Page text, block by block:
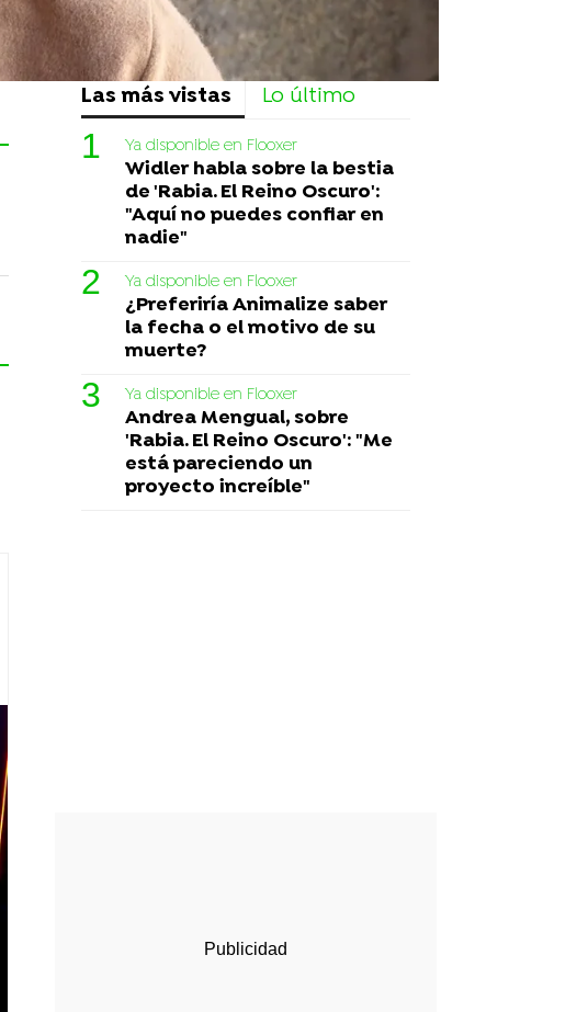
Las más vistas Lo último
Ya disponible en Flooxer
Widler habla sobre la bestia
de 'Rabia. El Reino Oscuro':
"Aquí no puedes confiar en
nadie"
Ya disponible en Flooxer
¿Preferiría Animalize saber
la fecha o el motivo de su
muerte?
Ya disponible en Flooxer
Andrea Mengual, sobre
'Rabia. El Reino Oscuro': "Me
está pareciendo un
proyecto increíble"